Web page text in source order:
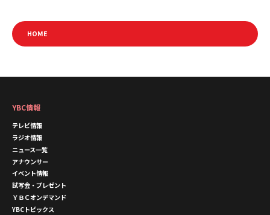
b
o
k
HOME
YBC情報
テレビ情報
ラジオ情報
ニュース一覧
アナウンサー
イベント情報
試写会・プレゼント
ＹＢＣオンデマンド
YBCトピックス